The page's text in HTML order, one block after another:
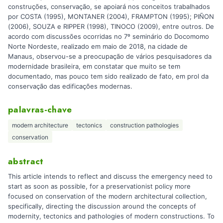
construções, conservação, se apoiará nos conceitos trabalhados
por COSTA (1995), MONTANER (2004), FRAMPTON (1995); PIÑON
(2006), SOUZA e RIPPER (1998), TINOCO (2009), entre outros. De
acordo com discussões ocorridas no 7º seminário do Docomomo
Norte Nordeste, realizado em maio de 2018, na cidade de
Manaus, observou-se a preocupação de vários pesquisadores da
modernidade brasileira, em constatar que muito se tem
documentado, mas pouco tem sido realizado de fato, em prol da
conservação das edificações modernas.
palavras-chave
modern architecture tectonics
construction pathologies
conservation
abstract
This article intends to reflect and discuss the emergency need to
start as soon as possible, for a preservationist policy more
focused on conservation of the modern architectural collection,
specifically, directing the discussion around the concepts of
modernity, tectonics and pathologies of modern constructions. To